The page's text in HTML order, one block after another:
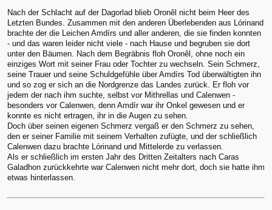
Nach der Schlacht auf der Dagorlad blieb Oronêl nicht beim Heer des
Letzten Bundes. Zusammen mit den anderen Überlebenden aus Lórinand
brachte der die Leichen Amdírs und aller anderen, die sie finden konnten
- und das waren leider nicht viele - nach Hause und begruben sie dort
unter den Bäumen. Nach dem Begräbnis floh Oronêl, ohne noch ein
einziges Wort mit seiner Frau oder Tochter zu wechseln. Sein Schmerz,
seine Trauer und seine Schuldgefühle über Amdírs Tod überwältigten ihn
und so zog er sich an die Nordgrenze das Landes zurück. Er floh vor
jedem der nach ihm suchte, selbst vor Mithrellas und Calenwen -
besonders vor Calenwen, denn Amdír war ihr Onkel gewesen und er
konnte es nicht ertragen, ihr in die Augen zu sehen.
Doch über seinen eigenen Schmerz vergaß er den Schmerz zu sehen,
den er seiner Familie mit seinem Verhalten zufügte, und der schließlich
Calenwen dazu brachte Lórinand und Mittelerde zu verlassen.
Als er schließlich im ersten Jahr des Dritten Zeitalters nach Caras
Galadhon zurückkehrte war Calenwen nicht mehr dort, doch sie hatte ihm
etwas hinterlassen.